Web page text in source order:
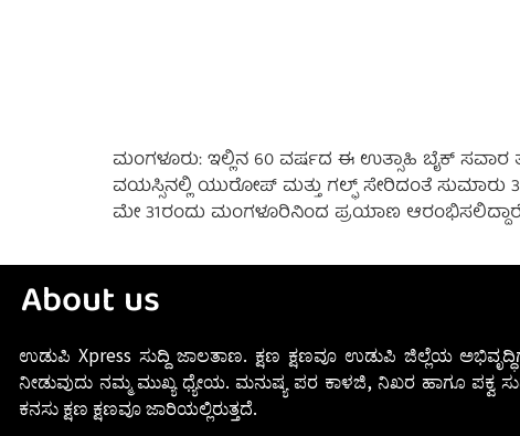
ಮಂಗಳೂರು: ಇಲ್ಲಿನ 60 ವರ್ಷದ ಈ ಉತ್ಸಾಹಿ ಬೈಕ್ ಸವಾರ
ವಯಸ್ಸಿನಲ್ಲಿ ಯುರೋಪ್‌ ಮತ್ತು ಗಲ್ಫ್‌ ಸೇರಿದಂತೆ ಸುಮಾರು
ಮೇ 31ರಂದು ಮಂಗಳೂರಿನಿಂದ ಪ್ರಯಾಣ ಆರಂಭಿಸಲಿದ್ದಾರೆ.
About us
ಉಡುಪಿ Xpress ಸುದ್ದಿ ಜಾಲತಾಣ. ಕ್ಷಣ ಕ್ಷಣವೂ ಉಡುಪಿ ಜಿಲ್ಲೆಯ
ನೀಡುವುದು ನಮ್ಮ ಮುಖ್ಯ ಧ್ಯೇಯ. ಮನುಷ್ಯ ಪರ ಕಾಳಜಿ, ನಿಖರ ಹಾಗೂ
ಕನಸು ಕ್ಷಣ ಕ್ಷಣವೂ ಜಾರಿಯಲ್ಲಿರುತ್ತದೆ.